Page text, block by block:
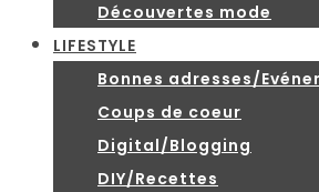
Découvertes mode
LIFESTYLE
Bonnes adresses/
Coups de coeur
Digital/Blogging
DIY/Recettes